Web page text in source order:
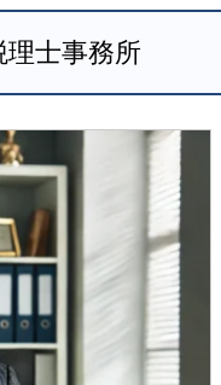
士事務所